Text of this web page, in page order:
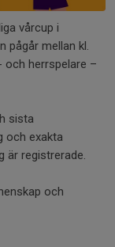
vårcup i
pågår mellan kl.
och herrspelare –
sista
och exakta
är registrerade.
och